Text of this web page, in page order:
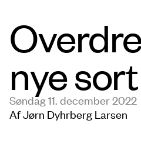
nye sort
Søndag 11. december 2022
Af Jørn Dyhrberg Larsen